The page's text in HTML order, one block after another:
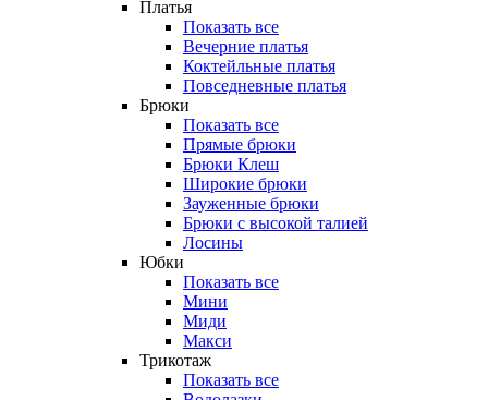
Платья
Показать все
Вечерние платья
Коктейльные платья
Повседневные платья
Брюки
Показать все
Прямые брюки
Брюки Клеш
Широкие брюки
Зауженные брюки
Брюки с высокой талией
Лосины
Юбки
Показать все
Мини
Миди
Макси
Трикотаж
Показать все